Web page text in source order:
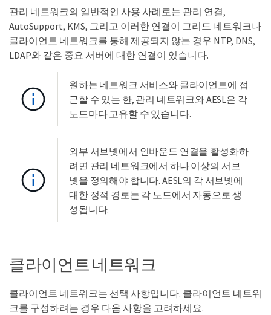
관리 네트워크의 일반적인 사용 사례로는 관리 연결,
AutoSupport, KMS, 그리고 이러한 연결이 그리드 네트워크나
클라이언트 네트워크를 통해 제공되지 않는 경우 NTP, DNS,
LDAP와 같은 중요 서버에 대한 연결이 있습니다.
원하는 네트워크 서비스와 클라이언트에 접
근할 수 있는 한, 관리 네트워크와 AESL은 각
노드마다 고유할 수 있습니다.
외부 서브넷에서 인바운드 연결을 활성화하
려면 관리 네트워크에서 하나 이상의 서브
넷을 정의해야 합니다. AESL의 각 서브넷에
대한 정적 경로는 각 노드에서 자동으로 생
성됩니다.
클라이언트 네트워크
클라이언트 네트워크는 선택 사항입니다. 클라이언트 네트워
크를 구성하려는 경우 다음 사항을 고려하세요.